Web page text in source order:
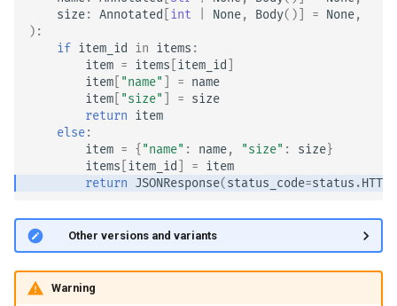
오류 처리
경로 처리 설정
JSON 호환 가능 인코더
Body - 업데이트
보안
미들웨어
Templating - Jinja2Templates
Test Client - TestClient
size: Annotated int None, Body()] = None,
):
if item_id in items :
item = items item_id
item "name" = name
item "size" = size
return item
else:
item = { "name" : name, "size" : size}
items item_id = item
return JSONResponse(status_code=status .
🤓 Other versions and variants
Warning